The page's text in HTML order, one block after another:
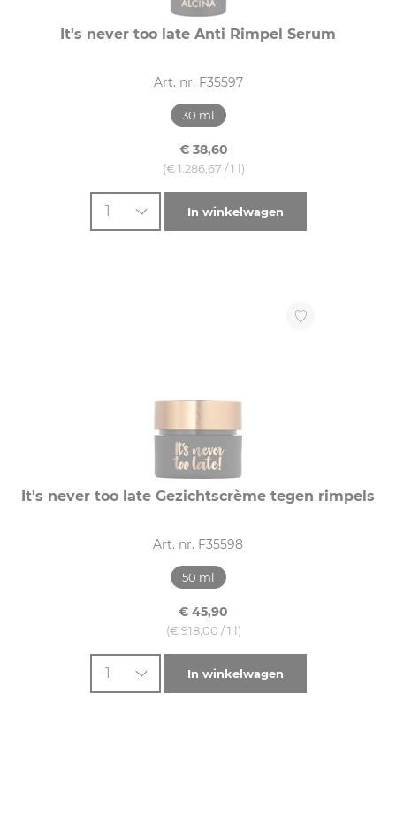
It's never too late Anti Rimpel Serum
Art. nr. F35597
30 ml
€ 38,60
(€ 1.286,67 / 1 l)
1 In winkelwagen
It's never too late Gezichtscrème tegen rimpels
Art. nr. F35598
50 ml
€ 45,90
(€ 918,00 / 1 l)
1 In winkelwagen